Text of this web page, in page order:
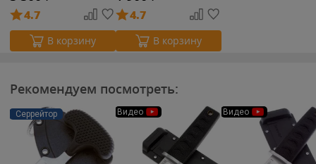
4.7
В корзину
4.7
В корзину
Рекомендуем посмотреть:
Серрейтор Видео Видео